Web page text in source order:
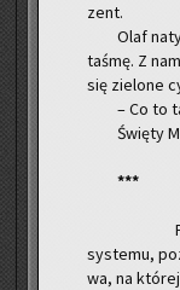
zent.
Olaf
taśmę. Z
się zie­lo­ne
– Co to
Świę­ty
***
Po
sys­te­mu,
wa, na